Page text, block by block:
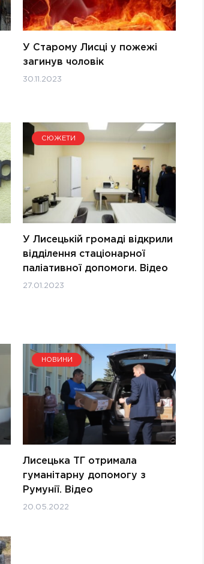
У Старому Лисці у пожежі
загинув чоловік
30.11.2023
СЮЖЕТИ
У Лисецькій громаді відкрили
відділення стаціонарної
паліативної допомоги. Відео
27.01.2023
НОВИНИ
Лисецька ТГ отримала
гуманітарну допомогу з
Румунії. Відео
20.05.2022